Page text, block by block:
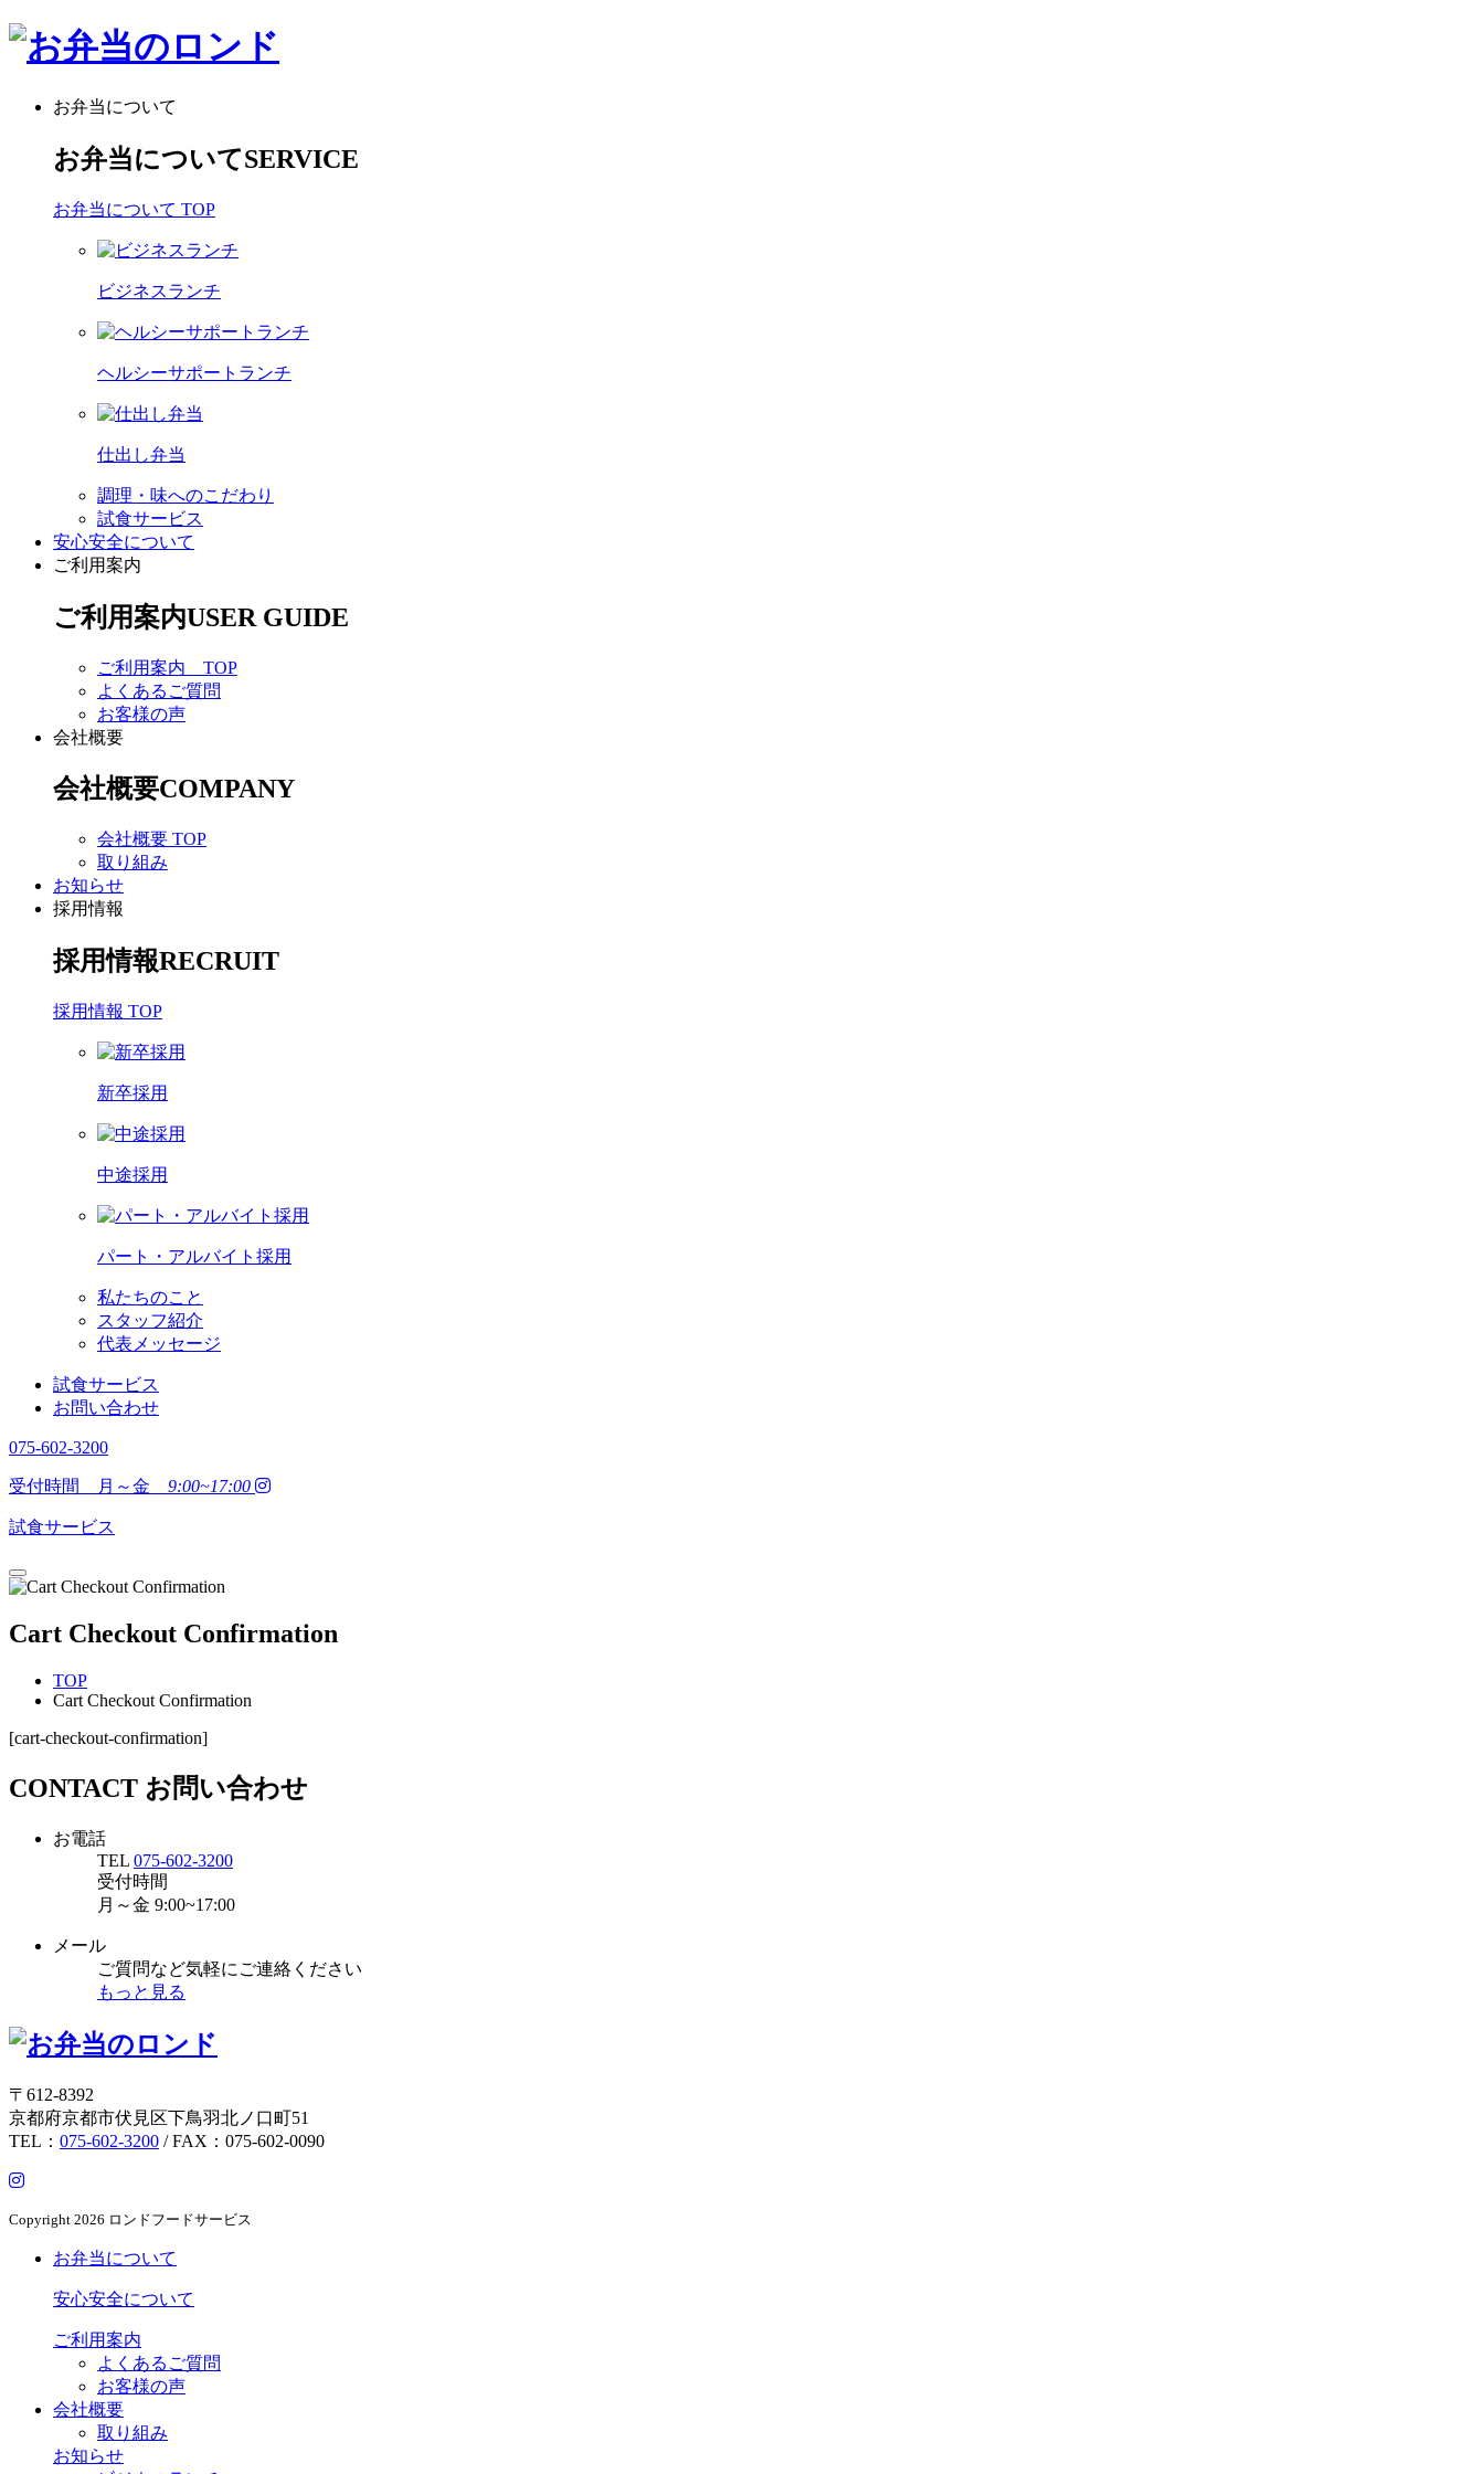
お弁当について
お弁当についてSERVICE
お弁当について TOP
ビジネスランチ
ヘルシーサポートランチ
仕出し弁当
調理・味へのこだわり
試食サービス
安心安全について
ご利用案内
ご利用案内USER GUIDE
ご利用案内 TOP
よくあるご質問
お客様の声
会社概要
会社概要COMPANY
会社概要 TOP
取り組み
お知らせ
採用情報
採用情報RECRUIT
採用情報 TOP
新卒採用
中途採用
パート・アルバイト採用
私たちのこと
スタッフ紹介
代表メッセージ
試食サービス
お問い合わせ
075-602-3200
受付時間 月～金 9:00~17:00
試食サービス
Cart Checkout Confirmation
TOP
Cart Checkout Confirmation
[cart-checkout-confirmation]
CONTACT お問い合わせ
お電話
TEL 075-602-3200
受付時間
月～金 9:00~17:00
メール
ご質問など気軽にご連絡ください
もっと見る
〒612-8392
京都府京都市伏見区下鳥羽北ノ口町51
TEL： 075-602-3200 / FAX：075-602-0090
Copyright 2026 ロンドフードサービス
お弁当について
安心安全について
ご利用案内
よくあるご質問
お客様の声
会社概要
取り組み
お知らせ